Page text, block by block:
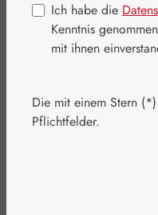
Regulärer Preis:
26,40 €
Inhalt:0.017 Kilogramm
Ich habe die
Kenntnis
mit ihnen
Die mit einem Stern
Pflichtfelder.